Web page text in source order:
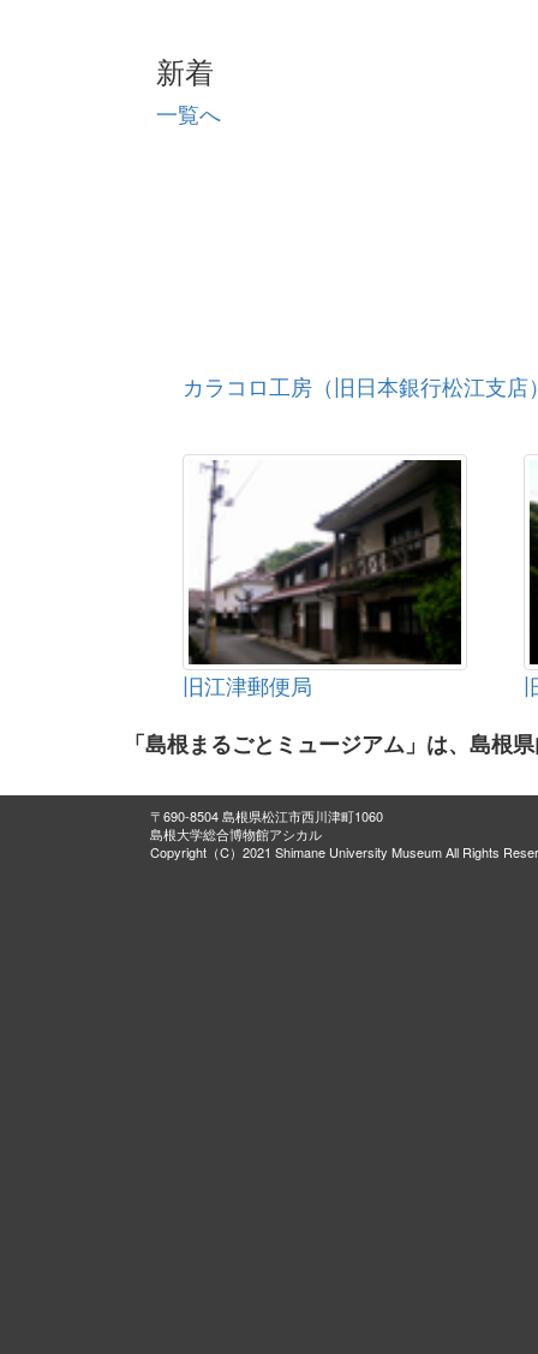
新着
一覧へ
カラコロ工房（旧日本銀行松江支店
旧江津郵便局
「島根まるごとミュージアム」は、島根
〒690-8504 島根県松江市西川津町1060
島根大学総合博物館アシカル
Copyright（C）2021 Shimane University Museum All Rights